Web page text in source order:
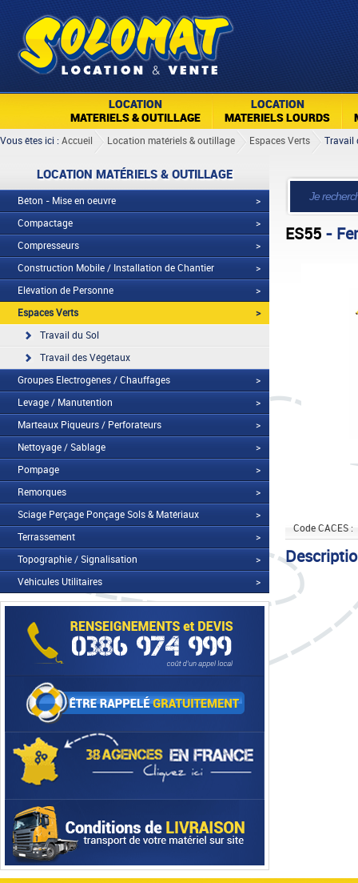
LOCATION
MATERIELS & OUTILLAGE
LOCATION
MATERIELS LOURDS
Vous êtes ici : Accueil Location matériels & outillage Espaces Verts Travail
LOCATION MATÉRIELS & OUTILLAGE
Béton - Mise en oeuvre
>
Compactage
>
Compresseurs
>
Construction Mobile / Installation de Chantier
>
Elévation de Personne
>
Espaces Verts
>
Travail du Sol
Travail des Végétaux
Groupes Electrogènes / Chauffages
>
Levage / Manutention
>
Marteaux Piqueurs / Perforateurs
>
Nettoyage / Sablage
>
Pompage
>
Remorques
>
Sciage Perçage Ponçage Sols & Matériaux
>
Terrassement
>
Topographie / Signalisation
>
Véhicules Utilitaires
>
ES55 -
Code CACES :